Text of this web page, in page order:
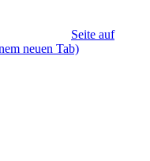
Seite auf
neuen Tab)